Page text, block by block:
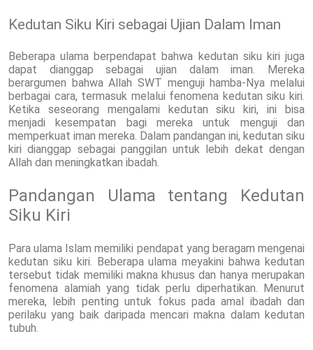
Kedutan Siku Kiri sebagai Ujian Dalam Iman
Beberapa ulama berpendapat bahwa kedutan siku kiri juga
dapat dianggap sebagai ujian dalam iman. Mereka
berargumen bahwa Allah SWT menguji hamba-Nya melalui
berbagai cara, termasuk melalui fenomena kedutan siku kiri.
Ketika seseorang mengalami kedutan siku kiri, ini bisa
menjadi kesempatan bagi mereka untuk menguji dan
memperkuat iman mereka. Dalam pandangan ini, kedutan siku
kiri dianggap sebagai panggilan untuk lebih dekat dengan
Allah dan meningkatkan ibadah.
Pandangan Ulama tentang Kedutan
Siku Kiri
Para ulama Islam memiliki pendapat yang beragam mengenai
kedutan siku kiri. Beberapa ulama meyakini bahwa kedutan
tersebut tidak memiliki makna khusus dan hanya merupakan
fenomena alamiah yang tidak perlu diperhatikan. Menurut
mereka, lebih penting untuk fokus pada amal ibadah dan
perilaku yang baik daripada mencari makna dalam kedutan
tubuh.